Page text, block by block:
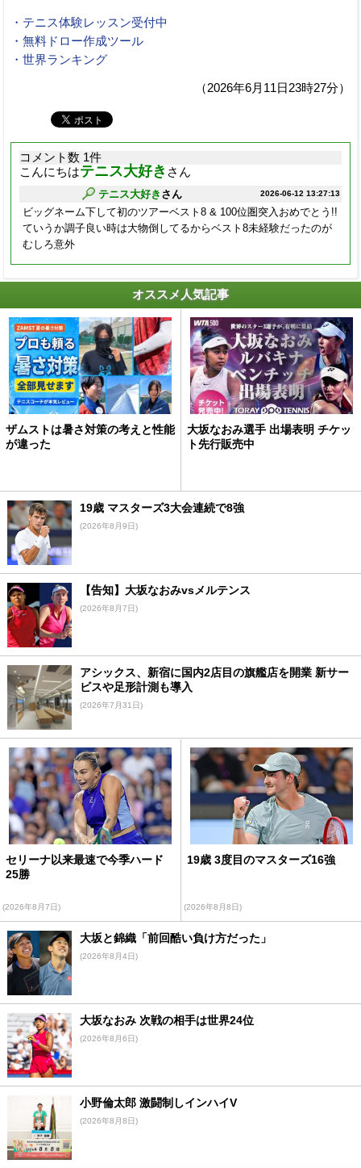
・テニス体験レッスン受付中
・無料ドロー作成ツール
・世界ランキング
（2026年6月11日23時27分）
コメント数 1件
こんにちはテニス大好き さん
2026-06-12 13:27:13
テニス大好き さん
ビッグネーム下して初のツアーベスト8 & 100位圏突入おめでとう!!
ていうか調子良い時は大物倒してるからベスト8未経験だったのが
むしろ意外
オススメ人気記事
ザムストは暑さ対策の考えと性能
が違った
大坂なおみ選手 出場表明 チケッ
ト先行販売中
19歳 マスターズ3大会連続で8強
(2026年8月9日)
【告知】大坂なおみvsメルテンス
(2026年8月7日)
アシックス、新宿に国内2店目の旗艦店を開業 新サー
ビスや足形計測も導入
(2026年7月31日)
セリーナ以来最速で今季ハード
25勝
(2026年8月7日)
19歳 3度目のマスターズ16強
(2026年8月8日)
大坂と錦織「前回酷い負け方だった」
(2026年8月4日)
大坂なおみ 次戦の相手は世界24位
(2026年8月6日)
小野倫太郎 激闘制しインハイV
(2026年8月8日)